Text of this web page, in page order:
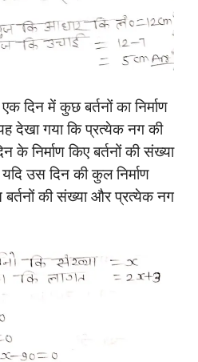
दिन में कुछ बर्तनों का निर्माण
देखा गया कि प्रत्येक नग की
के निर्माण किए बर्तनों की संख्या
उस दिन की कुल निर्माण
बर्तनों की संख्या और प्रत्येक नग